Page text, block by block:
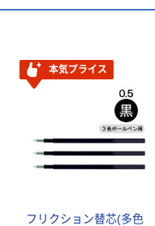
本気プライス
フリクション替芯(多色